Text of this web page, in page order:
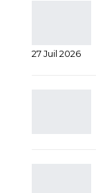
27 Juil 2026